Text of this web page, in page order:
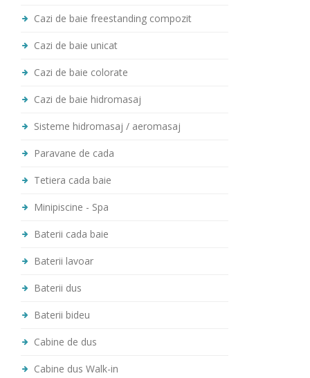
Cazi de baie freestanding compozit
Cazi de baie unicat
Cazi de baie colorate
Cazi de baie hidromasaj
Sisteme hidromasaj / aeromasaj
Paravane de cada
Tetiera cada baie
Minipiscine - Spa
Baterii cada baie
Baterii lavoar
Baterii dus
Baterii bideu
Cabine de dus
Cabine dus Walk-in